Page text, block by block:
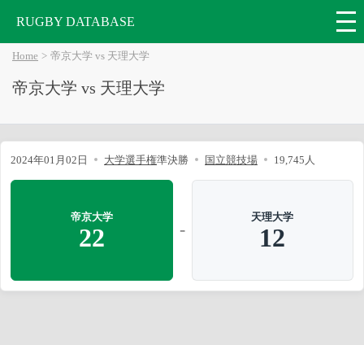
RUGBY DATABASE
Home 帝京大学 vs 天理大学
帝京大学 vs 天理大学
2024年01月02日 大学選手権準決勝 国立競技場 19,745人
帝京大学
22 -
天理大学
12